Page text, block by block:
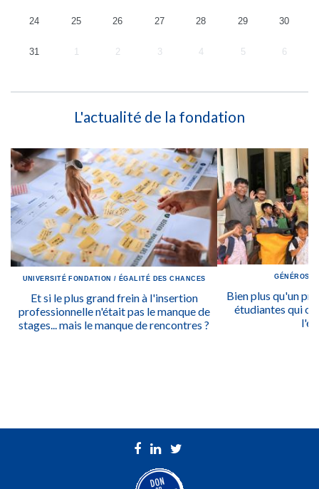
24 25 26 27 28 29 30
31 1 2 3 4 5 6
L'actualité de la fondation
UNIVERSITÉ FONDATION / ÉGALITÉ DES CHANCES
Et si le plus grand frein à l'insertion
professionnelle n'était pas le manque de
stages... mais le manque de rencontres ?
Bien plus qu'un
étudiantes qui